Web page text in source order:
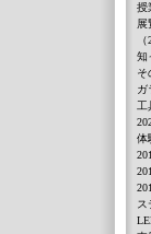
授
展
知
そ
ガ
工
体
ス